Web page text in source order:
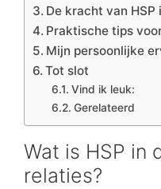
De kracht van
Praktische tips
Mijn persoonlijke
Tot slot
Vind ik leuk:
Gerelateerd
Wat is HSP in
relaties?